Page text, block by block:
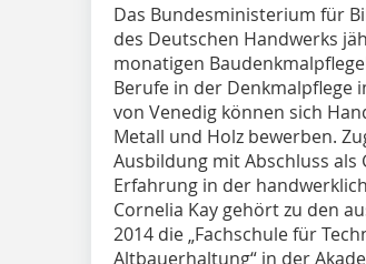
Das Bundesministerium für
des Deutschen Handwerks
monatigen
Berufe in der Denkmalpflege
von Venedig können sich
Metall und Holz bewerben.
Ausbildung mit Abschluss
Erfahrung in der
Cornelia Kay gehört zu den
2014 die „Fachschule für
Altbauerhaltung“ in der